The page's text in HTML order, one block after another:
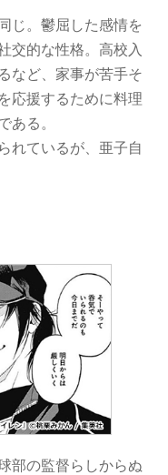
じ。鬱屈した感情を
交的な性格。高校入
など、家事が苦手そ
応援するために料理
ある。
れているが、亜子自
部の監督らしからぬ